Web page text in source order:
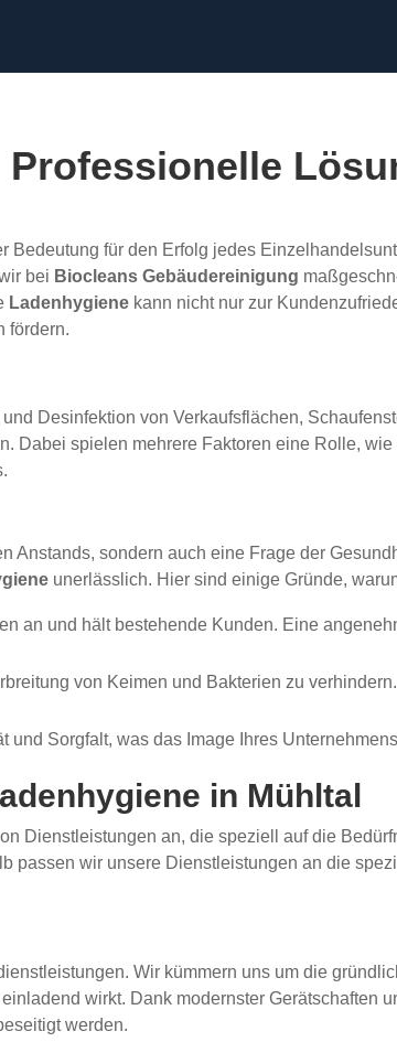
Bedeutung für den Erfolg jedes
bei Biocleans Gebäudereinigung
Ladenhygiene kann nicht nur zur
fördern.
Desinfektion von Verkaufsflächen,
Dabei spielen mehrere Faktoren eine Rolle,
Anstands, sondern auch eine Frage der
unerlässlich. Hier sind einige Gründe,
an und hält bestehende Kunden. Eine
von Keimen und Bakterien zu
und Sorgfalt, was das Image Ihres
in Mühltal
Dienstleistungen an, die speziell auf die
passen wir unsere Dienstleistungen an die
Wir kümmern uns um die
wirkt. Dank modernster Gerätschaften
werden.